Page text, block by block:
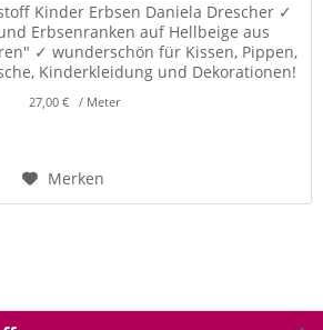
Kinder Erbsen Daniela Drescher ✓
Erbsenranken auf Hellbeige aus
✓ wunderschön für Kissen, Pippen,
Kinderkleidung und Dekorationen!
27,00 € / Meter
Merken